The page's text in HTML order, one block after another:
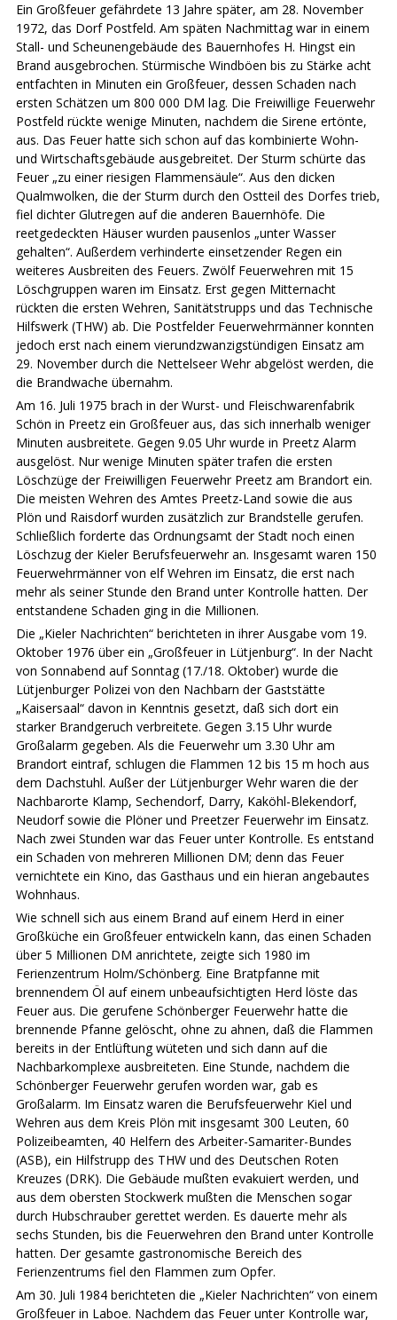
Ein Großfeuer gefährdete 13 Jahre später, am 28. November
1972, das Dorf Postfeld. Am späten Nachmittag war in einem
Stall- und Scheunengebäude des Bauernhofes H. Hingst ein
Brand ausgebrochen. Stürmische Windböen bis zu Stärke acht
entfachten in Minuten ein Großfeuer, dessen Schaden nach
ersten Schätzen um 800 000 DM lag. Die Freiwillige Feuerwehr
Postfeld rückte wenige Minuten, nachdem die Sirene ertönte,
aus. Das Feuer hatte sich schon auf das kombinierte Wohn-
und Wirtschaftsgebäude ausgebreitet. Der Sturm schürte das
Feuer „zu einer riesigen Flammensäule“. Aus den dicken
Qualmwolken, die der Sturm durch den Ostteil des Dorfes trieb,
fiel dichter Glutregen auf die anderen Bauernhöfe. Die
reetgedeckten Häuser wurden pausenlos „unter Wasser
gehalten“. Außerdem verhinderte einsetzender Regen ein
weiteres Ausbreiten des Feuers. Zwölf Feuerwehren mit 15
Löschgruppen waren im Einsatz. Erst gegen Mitternacht
rückten die ersten Wehren, Sanitätstrupps und das Technische
Hilfswerk (THW) ab. Die Postfelder Feuerwehrmänner konnten
jedoch erst nach einem vierundzwanzigstündigen Einsatz am
29. November durch die Nettelseer Wehr abgelöst werden, die
die Brandwache übernahm.
Am 16. Juli 1975 brach in der Wurst- und Fleischwarenfabrik
Schön in Preetz ein Großfeuer aus, das sich innerhalb weniger
Minuten ausbreitete. Gegen 9.05 Uhr wurde in Preetz Alarm
ausgelöst. Nur wenige Minuten später trafen die ersten
Löschzüge der Freiwilligen Feuerwehr Preetz am Brandort ein.
Die meisten Wehren des Amtes Preetz-Land sowie die aus
Plön und Raisdorf wurden zusätzlich zur Brandstelle gerufen.
Schließlich forderte das Ordnungsamt der Stadt noch einen
Löschzug der Kieler Berufsfeuerwehr an. Insgesamt waren 150
Feuerwehrmänner von elf Wehren im Einsatz, die erst nach
mehr als seiner Stunde den Brand unter Kontrolle hatten. Der
entstandene Schaden ging in die Millionen.
Die „Kieler Nachrichten“ berichteten in ihrer Ausgabe vom 19.
Oktober 1976 über ein „Großfeuer in Lütjenburg“. In der Nacht
von Sonnabend auf Sonntag (17./18. Oktober) wurde die
Lütjenburger Polizei von den Nachbarn der Gaststätte
„Kaisersaal“ davon in Kenntnis gesetzt, daß sich dort ein
starker Brandgeruch verbreitete. Gegen 3.15 Uhr wurde
Großalarm gegeben. Als die Feuerwehr um 3.30 Uhr am
Brandort eintraf, schlugen die Flammen 12 bis 15 m hoch aus
dem Dachstuhl. Außer der Lütjenburger Wehr waren die der
Nachbarorte Klamp, Sechendorf, Darry, Kaköhl-Blekendorf,
Neudorf sowie die Plöner und Preetzer Feuerwehr im Einsatz.
Nach zwei Stunden war das Feuer unter Kontrolle. Es entstand
ein Schaden von mehreren Millionen DM; denn das Feuer
vernichtete ein Kino, das Gasthaus und ein hieran angebautes
Wohnhaus.
Wie schnell sich aus einem Brand auf einem Herd in einer
Großküche ein Großfeuer entwickeln kann, das einen Schaden
über 5 Millionen DM anrichtete, zeigte sich 1980 im
Ferienzentrum Holm/Schönberg. Eine Bratpfanne mit
brennendem Öl auf einem unbeaufsichtigten Herd löste das
Feuer aus. Die gerufene Schönberger Feuerwehr hatte die
brennende Pfanne gelöscht, ohne zu ahnen, daß die Flammen
bereits in der Entlüftung wüteten und sich dann auf die
Nachbarkomplexe ausbreiteten. Eine Stunde, nachdem die
Schönberger Feuerwehr gerufen worden war, gab es
Großalarm. Im Einsatz waren die Berufsfeuerwehr Kiel und
Wehren aus dem Kreis Plön mit insgesamt 300 Leuten, 60
Polizeibeamten, 40 Helfern des Arbeiter-Samariter-Bundes
(ASB), ein Hilfstrupp des THW und des Deutschen Roten
Kreuzes (DRK). Die Gebäude mußten evakuiert werden, und
aus dem obersten Stockwerk mußten die Menschen sogar
durch Hubschrauber gerettet werden. Es dauerte mehr als
sechs Stunden, bis die Feuerwehren den Brand unter Kontrolle
hatten. Der gesamte gastronomische Bereich des
Ferienzentrums fiel den Flammen zum Opfer.
Am 30. Juli 1984 berichteten die „Kieler Nachrichten“ von einem
Großfeuer in Laboe. Nachdem das Feuer unter Kontrolle war,